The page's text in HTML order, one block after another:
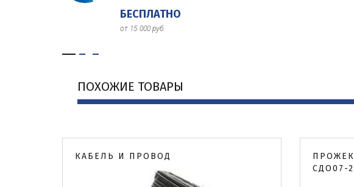
БЕСПЛАТНО
от 15 000 руб.
ПОХОЖИЕ ТОВАРЫ
КАБЕЛЬ И ПРОВОД
СДО07-